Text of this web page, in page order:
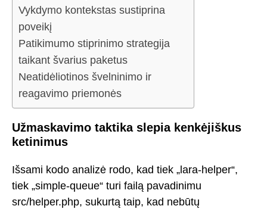
Vykdymo kontekstas sustiprina
poveikį
Patikimumo stiprinimo strategija
taikant švarius paketus
Neatidėliotinos švelninimo ir
reagavimo priemonės
Užmaskavimo taktika slepia kenkėjiškus
ketinimus
Išsami kodo analizė rodo, kad tiek „lara-helper“,
tiek „simple-queue“ turi failą pavadinimu
src/helper.php, sukurtą taip, kad nebūtų